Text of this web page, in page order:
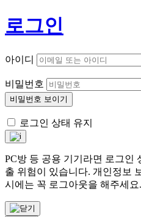
로그인
아이디
비밀번호
비밀번호 보이기
로그인 상태 유지
PC방 등 공용 기기라면 로그인
출 위험이 있습니다. 개인정보
시에는 꼭 로그아웃을 해주세요.